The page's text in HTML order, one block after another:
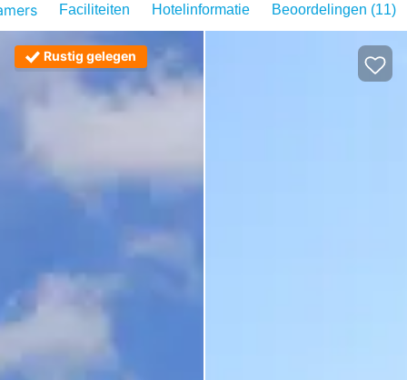
Faciliteiten Hotelinformatie Beoordelingen (11)
Rustig gelegen